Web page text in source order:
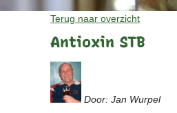
Terug naar overzicht
Antioxin STB
Door: Jan Wurpel